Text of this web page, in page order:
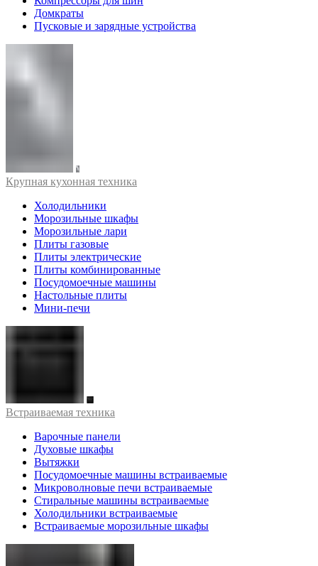
Домкраты
Пусковые и зарядные устройства
Крупная кухонная техника
Холодильники
Морозильные шкафы
Морозильные лари
Плиты газовые
Плиты электрические
Плиты комбинированные
Посудомоечные машины
Настольные плиты
Мини-печи
Встраиваемая техника
Варочные панели
Духовые шкафы
Вытяжки
Посудомоечные машины встраиваемые
Микроволновые печи встраиваемые
Стиральные машины встраиваемые
Холодильники встраиваемые
Встраиваемые морозильные шкафы